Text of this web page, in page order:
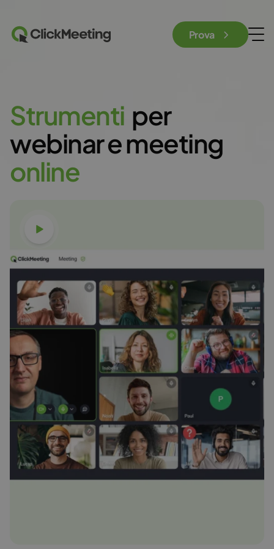
Prova
Strumenti per
webinar e meeting
online